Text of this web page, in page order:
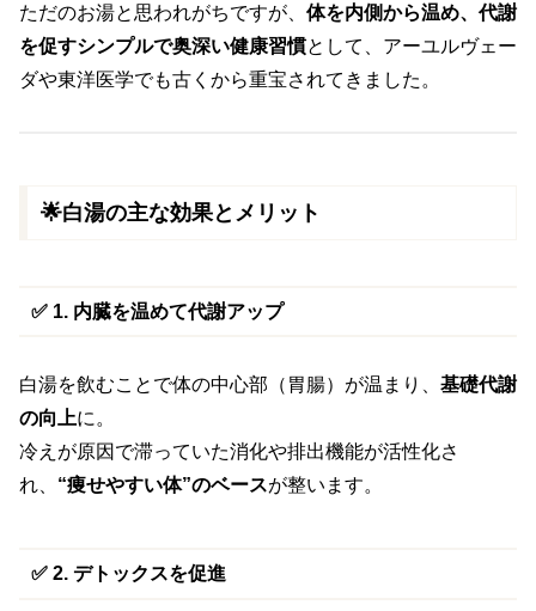
ただのお湯と思われがちですが、 体を内側から温め、代謝
を促すシンプルで奥深い健康習慣として、アーユルヴェー
ダや東洋医学でも古くから重宝されてきました。
🌟白湯の主な効果とメリット
✅ 1. 内臓を温めて代謝アップ
白湯を飲むことで体の中心部（胃腸）が温まり、 基礎代謝
の向上に。
冷えが原因で滞っていた消化や排出機能が活性化さ
れ、 “痩せやすい体”のベースが整います。
✅ 2. デトックスを促進